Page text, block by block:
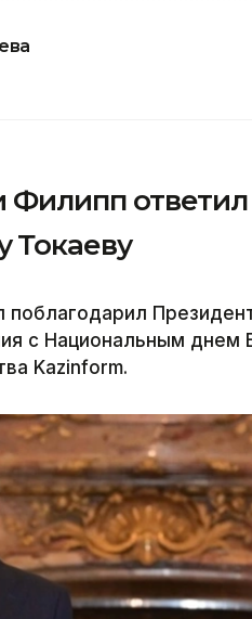
Филипп
Токаеву
поблагодарил
с Национальным днем
Kazinform.